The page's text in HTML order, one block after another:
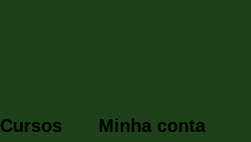
Cursos Minha conta